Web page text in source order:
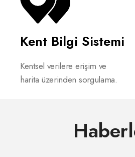
Kent Bilgi Sistemi
Kentsel verilere erişim ve
harita üzerinden sorgulama.